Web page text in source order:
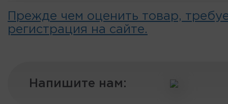
Прежде чем оценить товар,
регистрация на сайте.
Напишите нам: